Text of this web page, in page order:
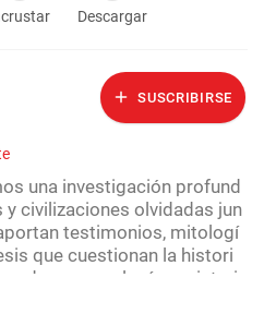
Descargar
SUSCRIBIRSE
una investigación profund
civilizaciones olvidadas jun
testimonios, mitologí
que cuestionan la histori
arqueología y misteri
lo que nos contaron.